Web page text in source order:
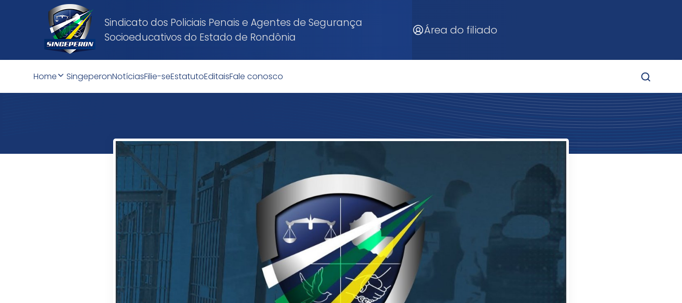
Sindicato dos Policiais Penais e Agentes de Segurança
Socioeducativos do Estado de Rondônia
Área do filiado
Home SingeperonNotíciasFilie-seEstatutoEditaisFale conosco